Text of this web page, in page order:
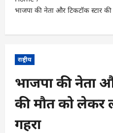
भाजपा की नेता और टिकटॉक स्टार
राष्ट्रीय
भाजपा की नेता
की मौत को लेकर
गहरा